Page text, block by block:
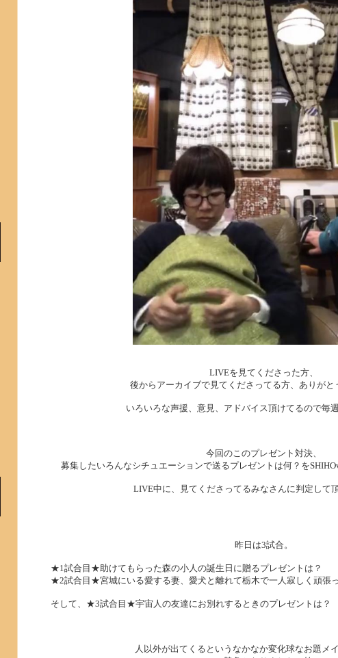
LIVEを見てくださった方、
後からアーカイブで見てくださってる方、ありがと
いろいろな声援、意見、アドバイス頂けてるので毎
今回のこのプレゼント対決、
募集したいろんなシチュエーションで送るプレゼントは何？を
LIVE中に、見てくださってるみなさんに判定して
昨日は3試合。
★1試合目★助けてもらった森の小人の誕生日に贈るプレゼントは？
★2試合目★宮城にいる愛する妻、愛犬と離れて栃木で一人寂しく頑張っ
そして、★3試合目★宇宙人の友達にお別れするときのプレゼントは？
人以外が出てくるというなかなか変化球なお題メ